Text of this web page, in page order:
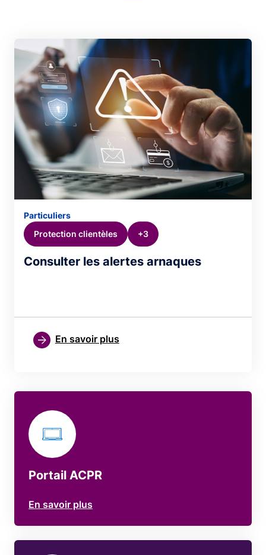
Consulter les alertes arnaques
Particuliers
Protection clientèles
+3
En savoir plus
Portail ACPR
En savoir plus